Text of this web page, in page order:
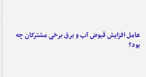
عامل افزایش قبوض آب و برق برخی مشترکان چه
بود؟